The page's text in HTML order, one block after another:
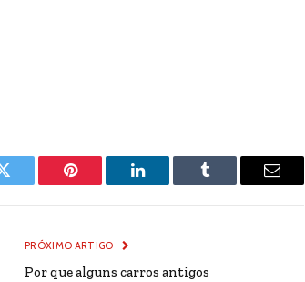
Twitter Pinterest LinkedIn Tumblr Email
PRÓXIMO ARTIGO
Por que alguns carros antigos